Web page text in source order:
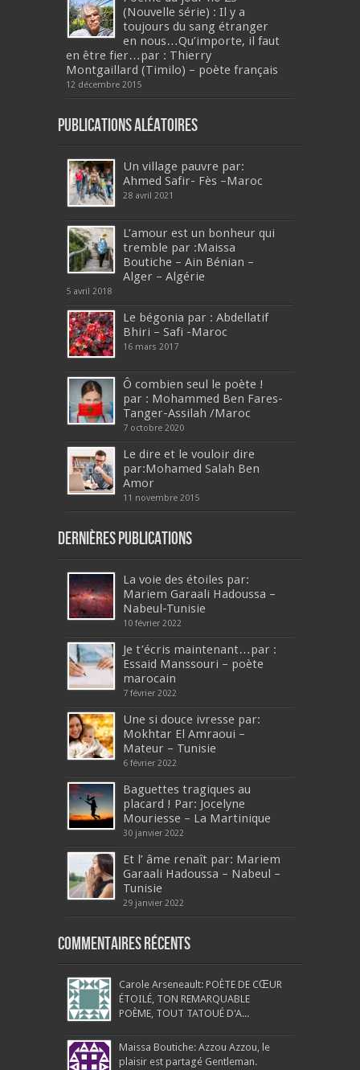
(Nouvelle série) : Il y a
toujours du sang étranger
en nous…Qu’importe, il faut
en être fier…par : Thierry
Montgaillard (Timilo) – poète français
12 décembre 2015
Publications aléatoires
Un village pauvre par:
Ahmed Safir- Fès –Maroc
28 avril 2021
L’amour est un bonheur qui
tremble par :Maissa
Boutiche – Ain Bénian –
Alger – Algérie
5 avril 2018
Le bégonia par : Abdellatif
Bhiri – Safi -Maroc
16 mars 2017
Ô combien seul le poète !
par : Mohammed Ben Fares-
Tanger-Assilah /Maroc
7 octobre 2020
Le dire et le vouloir dire
par:Mohamed Salah Ben
Amor
11 novembre 2015
Dernières publications
La voie des étoiles par:
Mariem Garaali Hadoussa –
Nabeul-Tunisie
10 février 2022
Je t’écris maintenant…par :
Essaid Manssouri – poète
marocain
7 février 2022
Une si douce ivresse par:
Mokhtar El Amraoui –
Mateur – Tunisie
6 février 2022
Baguettes tragiques au
placard ! Par: Jocelyne
Mouriesse – La Martinique
30 janvier 2022
Et l’ âme renaît par: Mariem
Garaali Hadoussa – Nabeul –
Tunisie
29 janvier 2022
Commentaires récents
Carole Arseneault: POÈTE DE CŒUR
ÉTOILÉ, TON REMARQUABLE
POÈME, TOUT TATOUÉ D'A...
Maissa Boutiche: Azzou Azzou, le
plaisir est partagé Gentleman.